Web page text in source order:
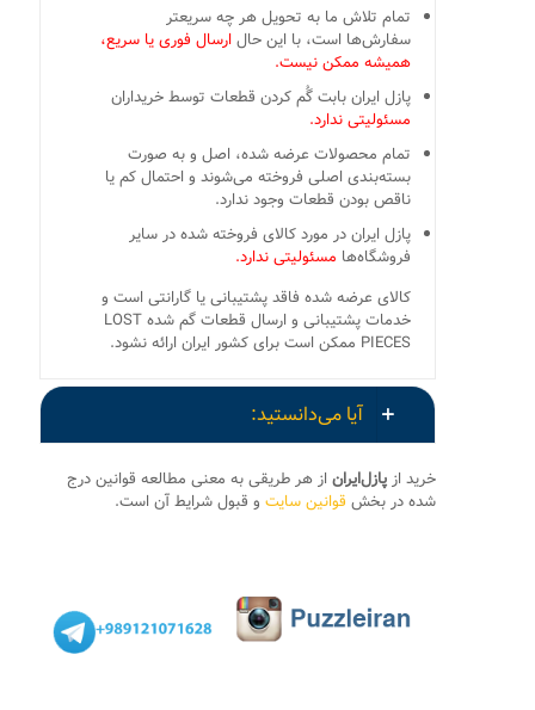
تمام تلاش ما به تحویل هر چه سریعتر
سفارش‌ها است، با این حالارسال فوری یا سریع،
همیشه ممکن نیست.
پازل ایران بابت گُم کردن قطعات توسط خریداران
مسئولیتی ندارد.
تمام محصولات عرضه شده، اصل و به صورت
بسته‌بندی اصلی فروخته می‌شوند و احتمال کم یا
ناقص بودن قطعات وجود ندارد.
پازل ایران در مورد کالای فروخته شده در سایر
فروشگاه‌ها مسئولیتی ندارد.
کالای عرضه شده فاقد پشتیبانی یا گارانتی است و
خدمات پشتیبانی و ارسال قطعات گم شده LOST
PIECES ممکن است برای کشور ایران ارائه نشود.
آیا می‌دانستید:
خرید از پازل‌ایران از هر طریقی به معنی مطالعه قوانین درج
شده در بخش قوانین سایت و قبول شرایط آن است.